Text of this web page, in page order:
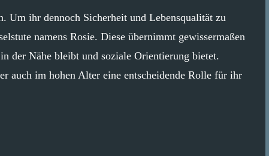
Um ihr dennoch Sicherheit und Lebensqualität zu
namens Rosie. Diese übernimmt gewissermaßen
der Nähe bleibt und soziale Orientierung bietet.
auch im hohen Alter eine entscheidende Rolle für ihr